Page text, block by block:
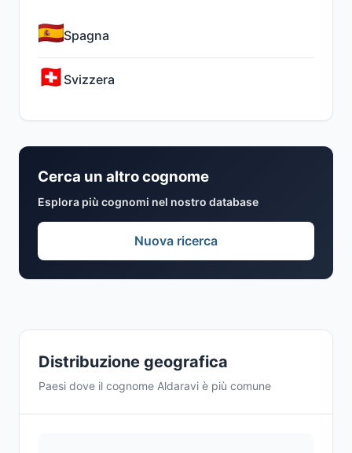
Distribuzione geografica
Paesi dove il cognome Aldaravi è più comune
Spagna
Svizzera
Cerca un altro cognome
Esplora più cognomi nel nostro database
Nuova ricerca